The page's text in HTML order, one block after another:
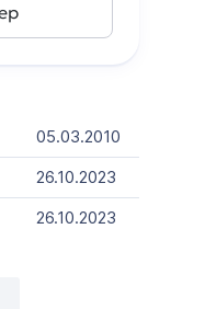
05.03.2010
26.10.2023
26.10.2023